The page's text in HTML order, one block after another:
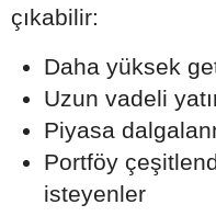
çıkabilir:
Daha yüksek
Uzun vadeli
Piyasa
Portföy
isteyenler